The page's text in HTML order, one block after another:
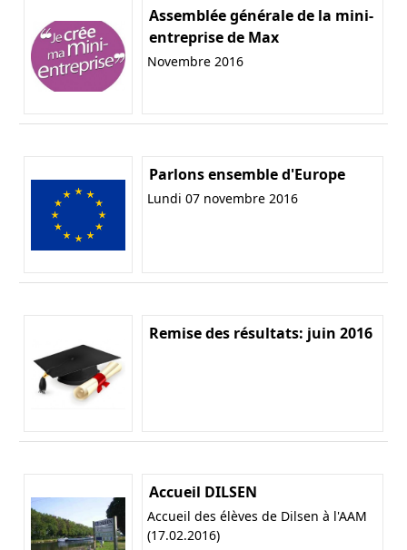
Assemblée générale de la mini-
entreprise de Max
Novembre 2016
Parlons ensemble d'Europe
Lundi 07 novembre 2016
Remise des résultats: juin 2016
Accueil DILSEN
Accueil des élèves de Dilsen à l'AAM
(17.02.2016)